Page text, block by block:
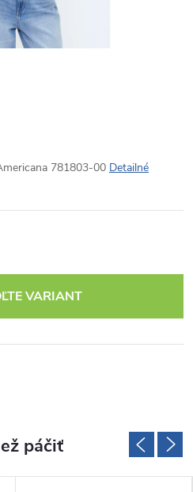
781803-00 Detailné
VARIANT